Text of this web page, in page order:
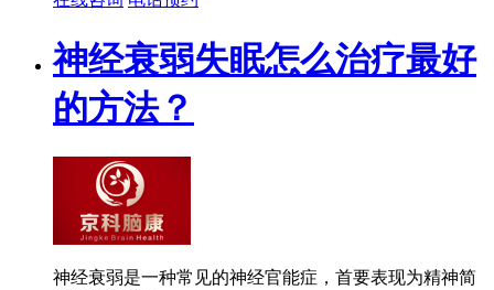
神经衰弱失眠怎么治疗最好
的方法？
神经衰弱是一种常见的神经官能症，首要表现为精神简